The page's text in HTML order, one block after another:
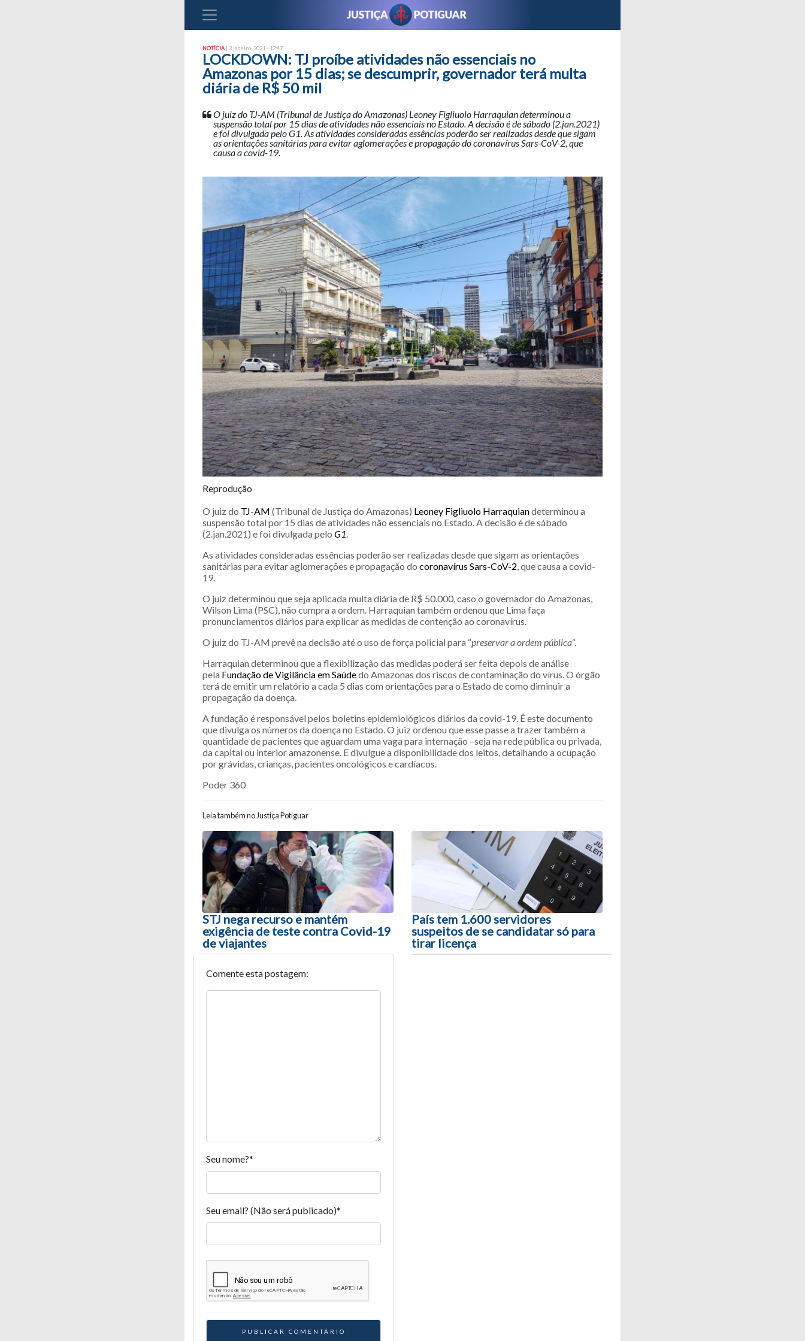
NOTÍCIA | 3 janeiro, 2021 - 12:47
LOCKDOWN: TJ proíbe atividades não essenciais no
Amazonas por 15 dias; se descumprir, governador terá multa
diária de R$ 50 mil
O juiz do TJ-AM (Tribunal de Justiça do Amazonas) Leoney Figliuolo Harraquian determinou a
suspensão total por 15 dias de atividades não essenciais no Estado. A decisão é de sábado (2.jan.2021)
e foi divulgada pelo G1. As atividades consideradas essências poderão ser realizadas desde que sigam
as orientações sanitárias para evitar aglomerações e propagação do coronavírus Sars-CoV-2, que
causa a covid-19.
Reprodução
O juiz do TJ-AM (Tribunal de Justiça do Amazonas) Leoney Figliuolo Harraquiandeterminou a
suspensão total por 15 dias de atividades não essenciais no Estado. A decisão é de sábado
(2.jan.2021) e foi divulgada pelo G1.
As atividades consideradas essências poderão ser realizadas desde que sigam as orientações
sanitárias para evitar aglomerações e propagação do coronavírus Sars-CoV-2, que causa a covid-
19.
O juiz determinou que seja aplicada multa diária de R$ 50.000, caso o governador do Amazonas,
Wilson Lima (PSC), não cumpra a ordem. Harraquian também ordenou que Lima faça
pronunciamentos diários para explicar as medidas de contenção ao coronavírus.
O juiz do TJ-AM prevê na decisão até o uso de força policial para “preservar a ordem pública“.
Harraquian determinou que a flexibilização das medidas poderá ser feita depois de análise
pela Fundação de Vigilância em Saúdedo Amazonas dos riscos de contaminação do vírus. O órgão
terá de emitir um relatório a cada 5 dias com orientações para o Estado de como diminuir a
propagação da doença.
A fundação é responsável pelos boletins epidemiológicos diários da covid-19. É este documento
que divulga os números da doença no Estado. O juiz ordenou que esse passe a trazer também a
quantidade de pacientes que aguardam uma vaga para internação –seja na rede pública ou privada,
da capital ou interior amazonense. E divulgue a disponibilidade dos leitos, detalhando a ocupação
por grávidas, crianças, pacientes oncológicos e cardíacos.
Poder 360
Leia também no Justiça Potiguar
Navegação entre posts
STJ nega recurso e mantém
exigência de teste contra Covid-19
de viajantes
País tem 1.600 servidores
suspeitos de se candidatar só para
tirar licença
Comente esta postagem:
Seu nome?*
Seu email? (Não será publicado)*